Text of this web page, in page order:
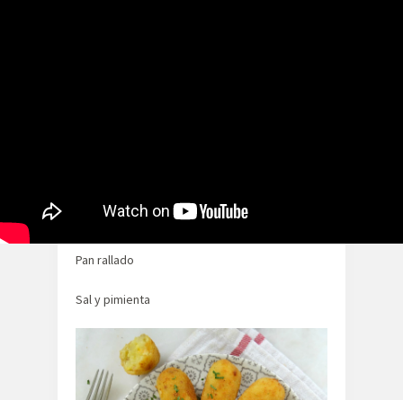
Harina
Pan rallado
Sal y pimienta